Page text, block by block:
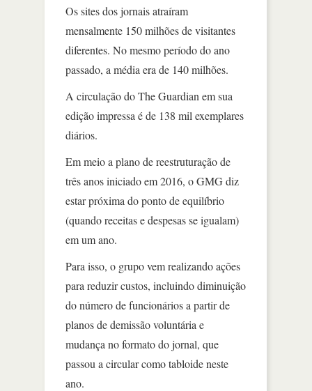
Os sites dos jornais atraíram
mensalmente 150 milhões de visitantes
diferentes. No mesmo período do ano
passado, a média era de 140 milhões.
A circulação do The Guardian em sua
edição impressa é de 138 mil exemplares
diários.
Em meio a plano de reestruturação de
três anos iniciado em 2016, o GMG diz
estar próxima do ponto de equilíbrio
(quando receitas e despesas se igualam)
em um ano.
Para isso, o grupo vem realizando ações
para reduzir custos, incluindo diminuição
do número de funcionários a partir de
planos de demissão voluntária e
mudança no formato do jornal, que
passou a circular como tabloide neste
ano.